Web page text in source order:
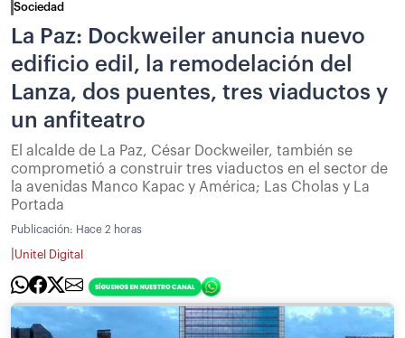
Sociedad
La Paz: Dockweiler anuncia nuevo
edificio edil, la remodelación del
Lanza, dos puentes, tres viaductos y
un anfiteatro
El alcalde de La Paz, César Dockweiler, también se
comprometió a construir tres viaductos en el sector de
la avenidas Manco Kapac y América; Las Cholas y La
Portada
Publicación: Hace 2 horas
Unitel Digital